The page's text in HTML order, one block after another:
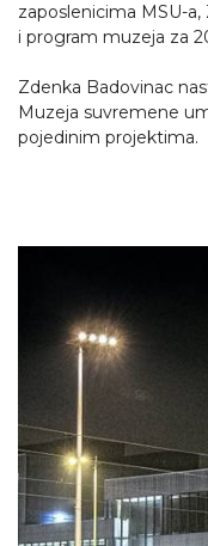
zaposlenicima MSU-
i program muzeja za
Zdenka Badovinac
Muzeja suvremene
pojedinim projektima.